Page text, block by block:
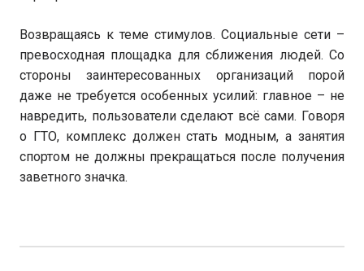
Возвращаясь к теме стимулов. Социальные сети –
превосходная площадка для сближения людей. Со
стороны заинтересованных организаций порой
даже не требуется особенных усилий: главное – не
навредить, пользователи сделают всё сами. Говоря
о ГТО, комплекс должен стать модным, а занятия
спортом не должны прекращаться после получения
заветного значка.